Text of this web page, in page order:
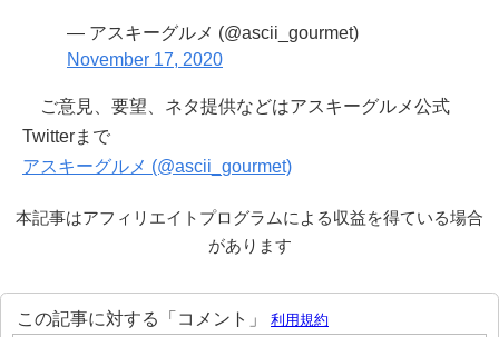
— アスキーグルメ (@ascii_gourmet)
November 17, 2020
ご意見、要望、ネタ提供などはアスキーグルメ公式
Twitterまで
アスキーグルメ (@ascii_gourmet)
本記事はアフィリエイトプログラムによる収益を得ている場合
があります